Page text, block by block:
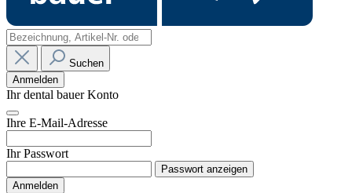
Suchen
Anmelden
Ihr dental bauer Konto
Ihre E-Mail-Adresse
Ihr Passwort
Passwort anzeigen
Anmelden